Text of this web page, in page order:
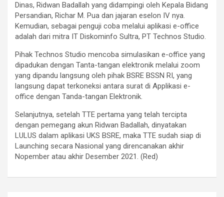
Dinas, Ridwan Badallah yang didampingi oleh Kepala Bidang
Persandian, Richar M. Pua dan jajaran eselon IV nya.
Kemudian, sebagai penguji coba melalui aplikasi e-office
adalah dari mitra IT Diskominfo Sultra, PT Technos Studio.
Pihak Technos Studio mencoba simulasikan e-office yang
dipadukan dengan Tanta-tangan elektronik melalui zoom
yang dipandu langsung oleh pihak BSRE BSSN RI, yang
langsung dapat terkoneksi antara surat di Applikasi e-
office dengan Tanda-tangan Elektronik.
Selanjutnya, setelah TTE pertama yang telah tercipta
dengan pemegang akun Ridwan Badallah, dinyatakan
LULUS dalam aplikasi UKS BSRE, maka TTE sudah siap di
Launching secara Nasional yang direncanakan akhir
Nopember atau akhir Desember 2021. (Red)